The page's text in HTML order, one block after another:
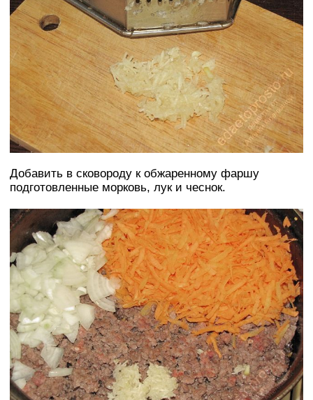
Добавить в сковороду к обжаренному фаршу
подготовленные морковь, лук и чеснок.